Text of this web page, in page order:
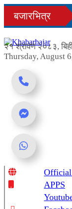
Skip
content
बजारभित्र
सहज हुन्छ’
२१ श्रावण २०८३,
Thursday, August
Online News Portal
Official
APPS